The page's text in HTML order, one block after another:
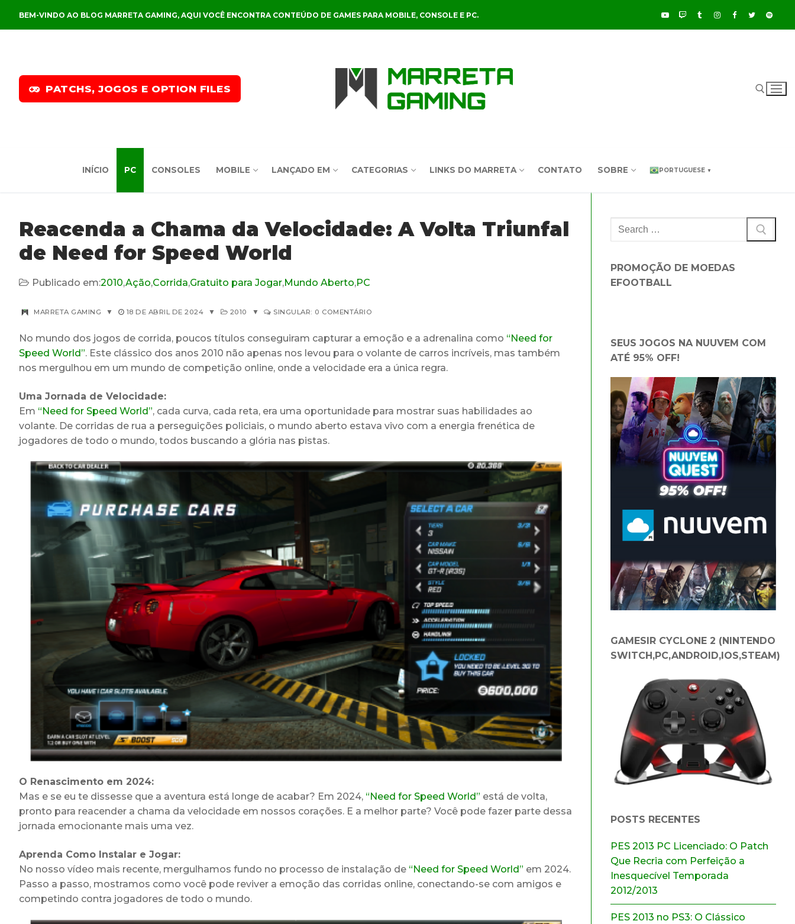
para
BEM-VINDO AO BLOG MARRETA GAMING, AQUI VOCÊ ENCONTRA CONTEÚDO DE GAMES PARA MOBILE, CONSOLE E PC.
PATCHS, JOGOS E OPTION FILES
INÍCIO PC CONSOLES MOBILE LANÇADO EM CATEGORIAS LINKS DO MARRETA CONTATO SOBRE PORTUGUESE ▼
Reacenda a Chama da Velocidade: A Volta Triunfal
de Need for Speed World
Publicado em:2010,Ação,Corrida,Gratuito para Jogar,Mundo Aberto,PC
MARRETA GAMING ▼ 18 DE ABRIL DE 2024 ▼ 2010 ▼ SINGULAR: 0 COMENTÁRIO
No mundo dos jogos de corrida, poucos títulos conseguiram capturar a emoção e a adrenalina como “Need for
Speed World”. Este clássico dos anos 2010 não apenas nos levou para o volante de carros incríveis, mas também
nos mergulhou em um mundo de competição online, onde a velocidade era a única regra.
Uma Jornada de Velocidade:
Em “Need for Speed World”, cada curva, cada reta, era uma oportunidade para mostrar suas habilidades ao
volante. De corridas de rua a perseguições policiais, o mundo aberto estava vivo com a energia frenética de
jogadores de todo o mundo, todos buscando a glória nas pistas.
O Renascimento em 2024:
Mas e se eu te dissesse que a aventura está longe de acabar? Em 2024, “Need for Speed World” está de volta,
pronto para reacender a chama da velocidade em nossos corações. E a melhor parte? Você pode fazer parte dessa
jornada emocionante mais uma vez.
Aprenda Como Instalar e Jogar:
No nosso vídeo mais recente, mergulhamos fundo no processo de instalação de “Need for Speed World” em 2024.
Passo a passo, mostramos como você pode reviver a emoção das corridas online, conectando-se com amigos e
competindo contra jogadores de todo o mundo.
Pesquisar
por:
PROMOÇÃO DE MOEDAS
EFOOTBALL
SEUS JOGOS NA NUUVEM COM
ATÉ 95% OFF!
GAMESIR CYCLONE 2 (NINTENDO
SWITCH,PC,ANDROID,IOS,STEAM)
POSTS RECENTES
PES 2013 PC Licenciado: O Patch
Que Recria com Perfeição a
Inesquecível Temporada
2012/2013
PES 2013 no PS3: O Clássico